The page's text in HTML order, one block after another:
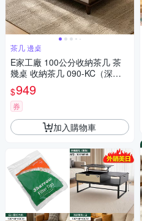
茶几 邊桌
E家工廠 100公分收納茶几 茶
幾桌 收納茶几 090-KC（深胡
桃色+白）
$949
券
加入購物車